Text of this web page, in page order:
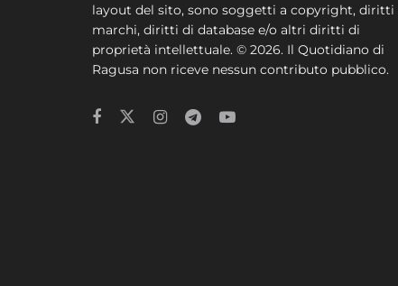
layout del sito, sono soggetti a copyright, diritti
marchi, diritti di database e/o altri diritti di
proprietà intellettuale. © 2026. Il Quotidiano di
Ragusa non riceve nessun contributo pubblico.